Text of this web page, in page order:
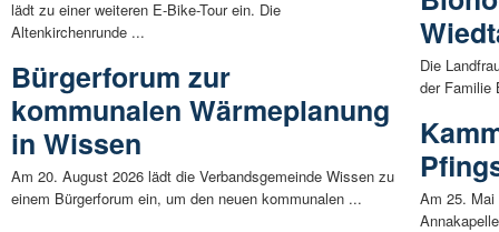
lädt zu einer weiteren E-Bike-Tour ein. Die
Altenkirchenrunde ...
Bürgerforum zur
kommunalen Wärmeplanung
in Wissen
Am 20. August 2026 lädt die Verbandsgemeinde Wissen zu
einem Bürgerforum ein, um den neuen kommunalen ...
Die
der Familie
Am 25. Mai